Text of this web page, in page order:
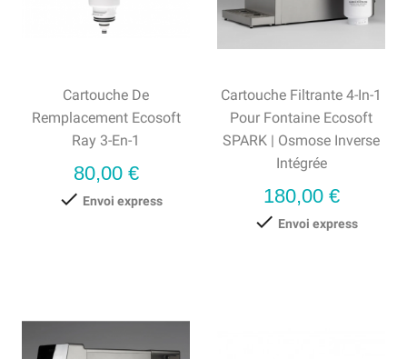
Cartouche De
Remplacement Ecosoft
Ray 3-En-1
Prix
80,00 €
 Envoi express
Cartouche Filtrante 4-In-1
Pour Fontaine Ecosoft
SPARK | Osmose Inverse
Intégrée
Prix
180,00 €
 Envoi express